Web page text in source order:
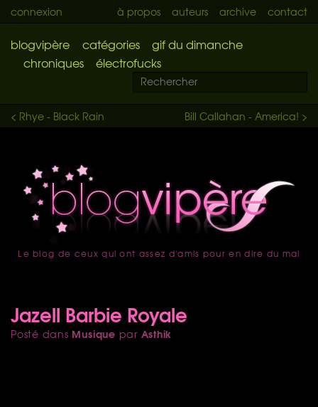
connexion à propos auteurs archive contact
blogvipère catégories
gif du dimanche
chroniques
électrofucks
Bill Callahan - America! >
< Rhye - Black Rain
accueil
Le blog de ceux qui ont assez d'amis pour en dire du mal
Jazell Barbie Royale
Posté dans Musique par Asthik